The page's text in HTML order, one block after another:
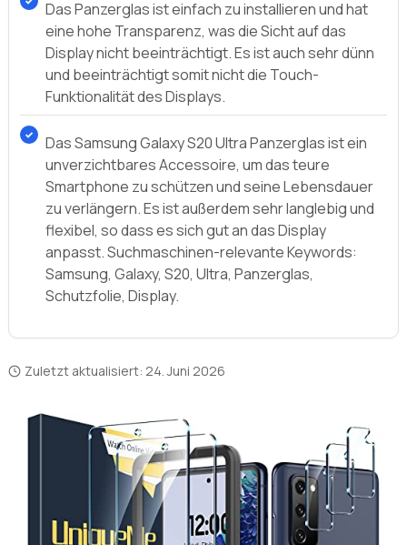
Ultra. Es schützt das Display desSmartphones
Kratzern, Schrammen und anderen
Beschädigungen.
Das Panzerglas ist einfach zu installieren und hat
eine hohe Transparenz, was die Sicht auf das
Display nicht beeinträchtigt. Es ist auch sehr dünn
und beeinträchtigt somit nicht die Touch-
Funktionalität des Displays.
Das Samsung Galaxy S20 Ultra Panzerglas ist ein
unverzichtbares Accessoire, um das teure
Smartphone zu schützen und seine Lebensdauer
flexibel, so dass es sich gut an das Display
Samsung, Galaxy, S20, Ultra, Panzerglas,
Zuletzt aktualisiert:24. Juni 2026